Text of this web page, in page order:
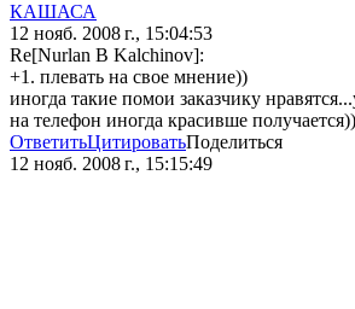
КАШАСА
12 нояб. 2008 г., 15:04:53
Re[Nurlan B Kalchinov]:
+1. плевать на свое мнение))
иногда такие помои заказчику
на телефон иногда красивше получается))
ОтветитьЦитироватьПоделиться
12 нояб. 2008 г., 15:15:49